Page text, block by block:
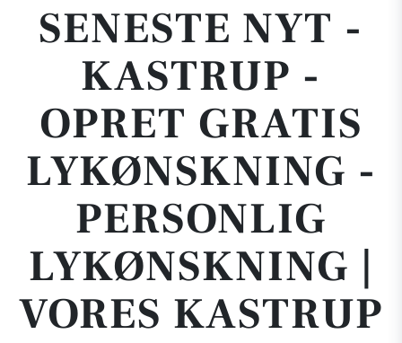
SENESTE NYT -
KASTRUP -
OPRET GRATIS
LYKØNSKNING -
PERSONLIG
LYKØNSKNING |
VORES KASTRUP